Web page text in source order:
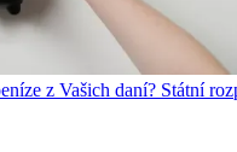
z Vašich daní? Státní